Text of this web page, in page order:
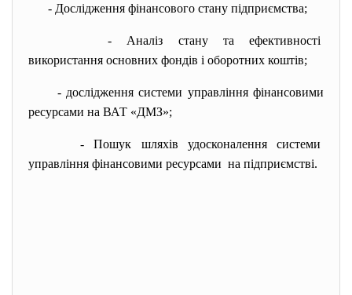
- Дослідження фінансового стану підприємства;
- Аналіз стану та ефективності
використання основних фондів і оборотних коштів;
- дослідження системи управління фінансовими
ресурсами на ВАТ «ДМЗ»;
- Пошук шляхів удосконаленнясистеми
управління фінансовими ресурсами на підприємстві.